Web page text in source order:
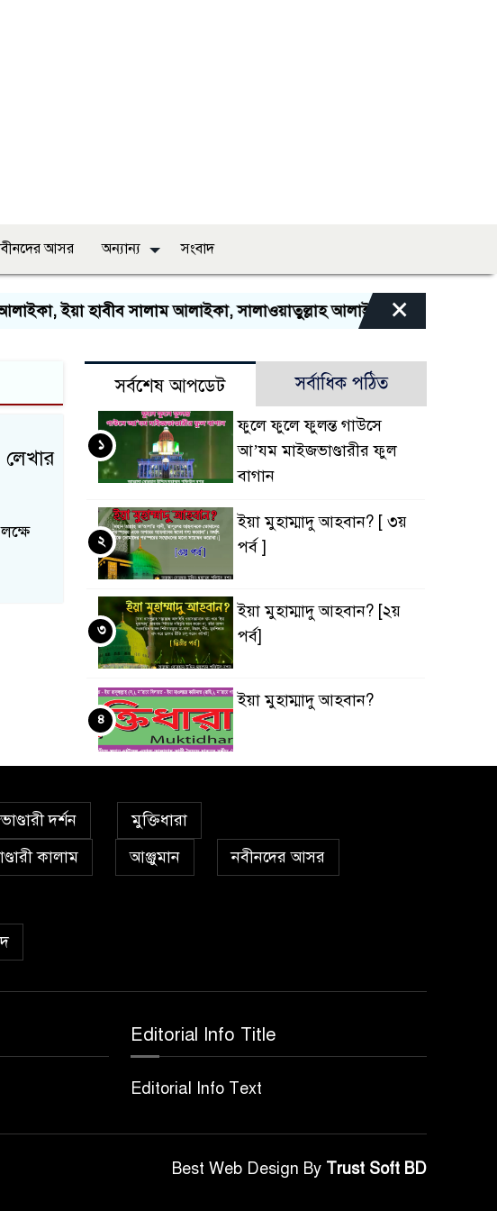
আসর অন্যান্য সংবাদ
ইয়া হাবীব সালাম আলাইকা, সালাওয়াতুল্লাহ আলাইকা”। “ইয়া গাউসু
×
লেখার
সর্বশেষ আপডেট সর্বাধিক পঠিত
ফুলে ফুলে ফুলন্ত গাউসে
আ’যম মাইজভাণ্ডারীর ফুল
বাগান
১
ইয়া মুহাম্মাদু আহবান? [ ৩য়
পর্ব ]
২
ইয়া মুহাম্মাদু আহবান? [২য়
পর্ব]
৩
ইয়া মুহাম্মাদু আহবান?
৪
সর্বকালের সব সমস্যার
৭
ঈদে মিলাদুন্নবী এর গুরুত্ব
কালো হাত
দর্শন
কালাম
মুক্তিধারা
আঞ্জুমান
নবীনদের আসর
Editorial Info Title
Editorial Info Text
Best Web Design By Trust Soft BD